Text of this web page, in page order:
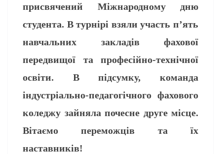
присвячений Міжнародному дню
студента. В турнірі взяли участь п’ять
навчальних закладів фахової
передвищої та професійно-технічної
освіти. В підсумку, команда
індустріально-педагогічного фахового
коледжу зайняла почесне друге місце.
Вітаємо переможців та їх
наставників!